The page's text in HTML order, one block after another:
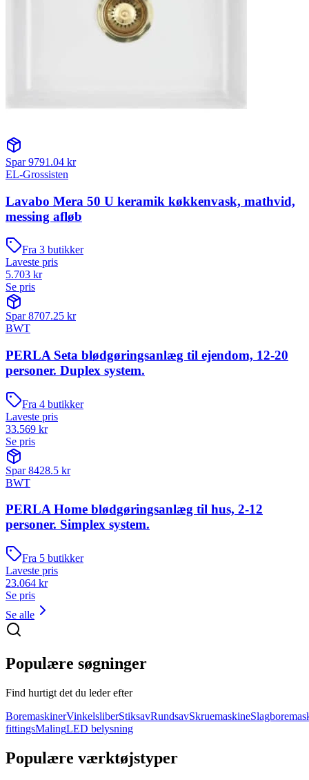
Spar9791.04 kr
EL-Grossisten
Lavabo Mera 50 U keramik køkkenvask, mathvid,
messing afløb
Fra 3 butikker
Laveste pris
5.703 kr
Se pris
Spar8707.25 kr
BWT
PERLA Seta blødgøringsanlæg til ejendom, 12-20
personer. Duplex system.
Fra 4 butikker
Laveste pris
33.569 kr
Se pris
Spar8428.5 kr
BWT
PERLA Home blødgøringsanlæg til hus, 2-12
personer. Simplex system.
Fra 5 butikker
Laveste pris
23.064 kr
Se pris
Se alle
Populære søgninger
Find hurtigt det du leder efter
BoremaskinerVinkelsliberStiksavRundsavSkruemaskine
fittingsMalingLED belysning
Populære værktøjstyper